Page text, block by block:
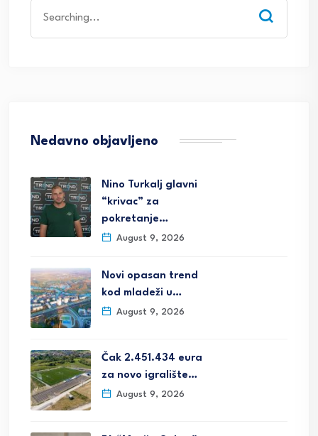
for:
Nedavno objavljeno
Nino Turkalj glavni
“krivac” za
pokretanje…
August 9, 2026
Novi opasan trend
kod mladeži u…
August 9, 2026
Čak 2.451.434 eura
za novo igralište…
August 9, 2026